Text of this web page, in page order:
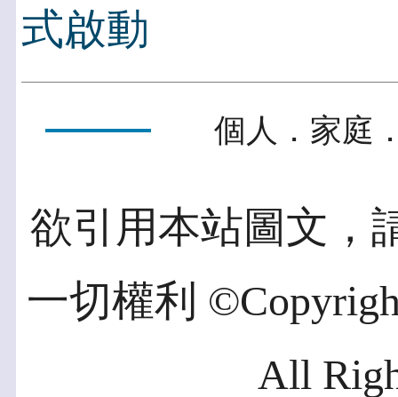
式啟動
個人．家庭
欲引用本站圖文，
一切權利
All